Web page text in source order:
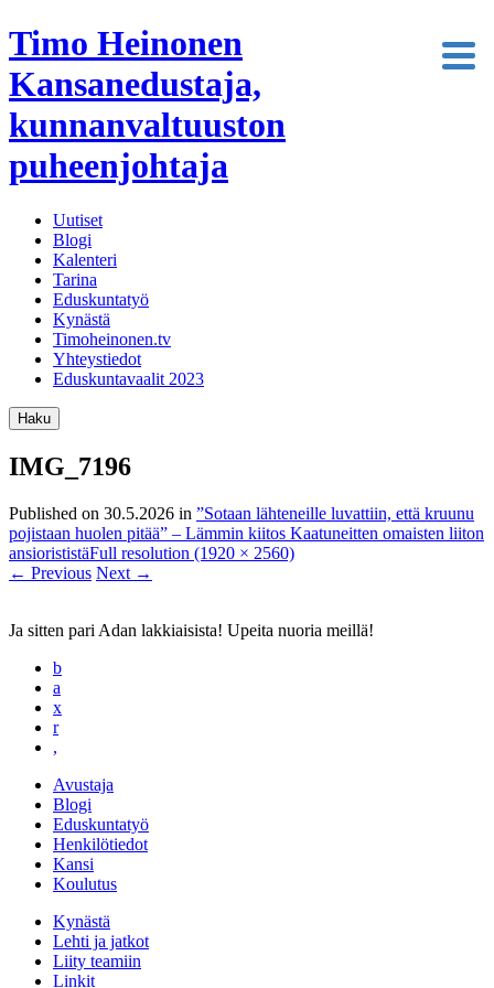
Timo Heinonen
Kansanedustaja,
kunnanvaltuuston
puheenjohtaja
Uutiset
Blogi
Kalenteri
Tarina
Eduskuntatyö
Kynästä
Timoheinonen.tv
Yhteystiedot
Eduskuntavaalit 2023
Haku
IMG_7196
Published on 30.5.2026 in ”Sotaan lähteneille luvattiin, että kruunu
pojistaan huolen pitää” – Lämmin kiitos Kaatuneitten omaisten liiton
ansiorististäFull resolution (1920 × 2560)
← Previous Next →
Ja sitten pari Adan lakkiaisista! Upeita nuoria meillä!
b
a
x
r
,
Avustaja
Blogi
Eduskuntatyö
Henkilötiedot
Kansi
Koulutus
Kynästä
Lehti ja jatkot
Liity teamiin
Linkit